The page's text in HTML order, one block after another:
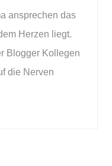
ansprechen das
Herzen liegt.
Blogger Kollegen
die Nerven